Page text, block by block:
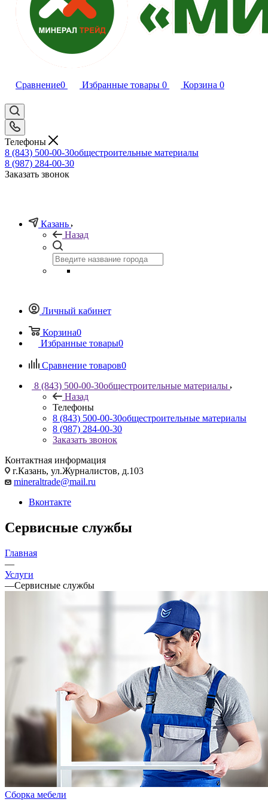
Сравнение0 Избранные товары 0 Корзина 0
Телефоны
8 (843) 500-00-30общестроительные материалы
8 (987) 284-00-30
Заказать звонок
Казань
Назад
Личный кабинет
Корзина0
Избранные товары0
Сравнение товаров0
8 (843) 500-00-30общестроительные материалы
Назад
Телефоны
8 (843) 500-00-30общестроительные материалы
8 (987) 284-00-30
Заказать звонок
Контактная информация
г.Казань, ул.Журналистов, д.103
mineraltrade@mail.ru
Вконтакте
Сервисные службы
Главная
—
Услуги
—Сервисные службы
Сборка мебели